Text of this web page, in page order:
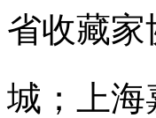
省收藏
城；上海